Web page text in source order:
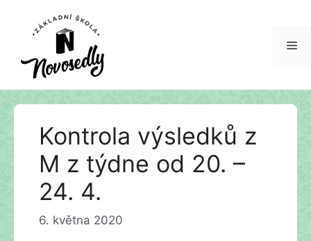
Přeskočit
Kontrola výsledků z
M z týdne od 20. –
24. 4.
6. května 2020